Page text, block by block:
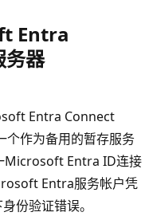
Entra
器
Entra Connect
个作为备用的暂存服务
Microsoft Entra ID连接
Entra服务帐户凭
份验证错误。